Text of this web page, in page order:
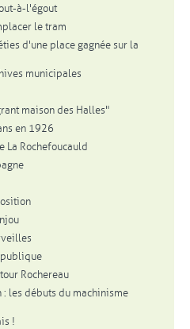
à-l'égout
le tram
d'une place gagnée sur la
municipales
maison des Halles"
en 1926
La Rochefoucauld
Rochereau
: les débuts du machinisme
!